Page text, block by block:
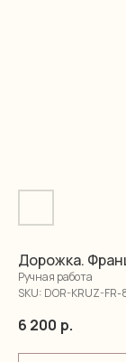
Дорожка.
Ручная работа
SKU: DOR-KRUZ-
6 200 р.